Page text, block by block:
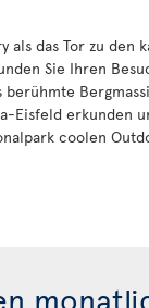
als das Tor zu den
Sie Ihren
Eisfeld erkunden
coolen